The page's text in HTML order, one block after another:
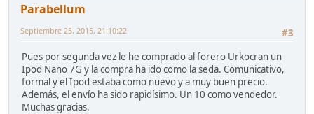
Parabellum
#3
Septiembre 25, 2015, 21:10:22
Pues por segunda vez le he comprado al forero Urkocran un
Ipod Nano 7G y la compra ha ido como la seda. Comunicativo,
formal y el Ipod estaba como nuevo y a muy buen precio.
Además, el envío ha sido rapidísimo. Un 10 como vendedor.
Muchas gracias.